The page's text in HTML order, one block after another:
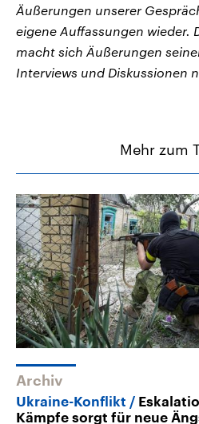
Äußerungen unserer
eigene Auffassungen wieder.
macht sich Äußerungen
Interviews und Diskussionen
Mehr zum
Archiv
Ukraine-Konflikt
Kämpfe sorgt für neue